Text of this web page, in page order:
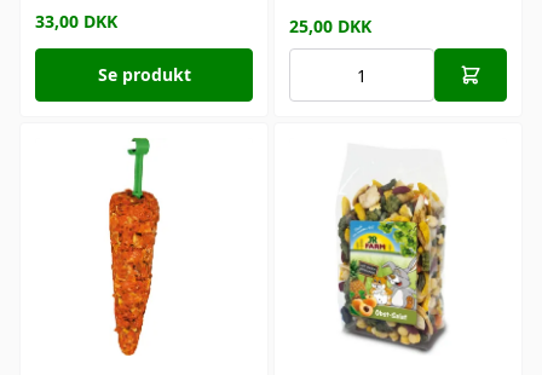
33,00 DKK
Se produkt
25,00 DKK